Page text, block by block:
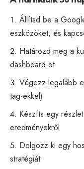
Állítsd be a
eszközöket, és
Határozd meg a
dashboard-ot
Végezz legalább
tag-ekkel)
Készíts egy
eredményekről
Dolgozz ki egy
stratégiát